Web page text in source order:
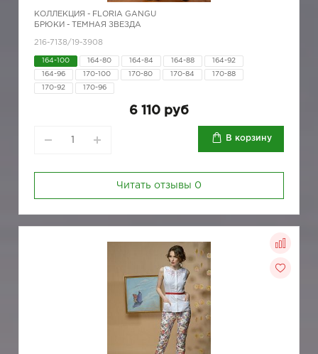
КОЛЛЕКЦИЯ - FLORIA GANGU
БРЮКИ - ТЕМНАЯ ЗВЕЗДА
216-7138/19-3908
164-100 164-80 164-84 164-88 164-92
164-96 170-100 170-80 170-84 170-88
170-92 170-96
6 110 руб
В корзину
Читать отзывы 0